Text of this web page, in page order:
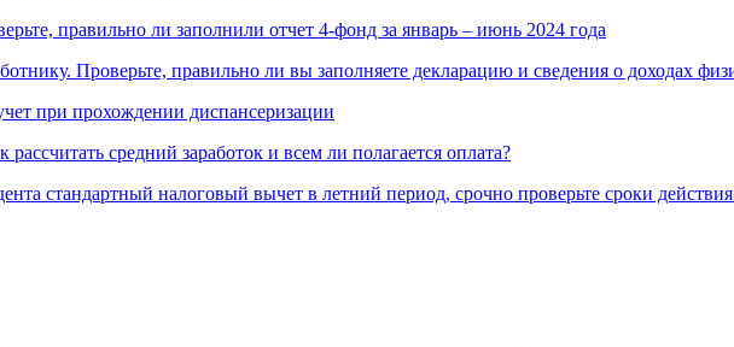
правильно ли заполнили отчет 4-фонд за январь – июнь 2024 года
Проверьте, правильно ли вы заполняете декларацию и сведения о доходах
при прохождении диспансеризации
средний заработок и всем ли полагается оплата?
стандартный налоговый вычет в летний период, срочно проверьте сроки